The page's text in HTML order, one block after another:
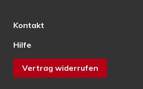
Kontakt
Hilfe
Vertrag widerrufen